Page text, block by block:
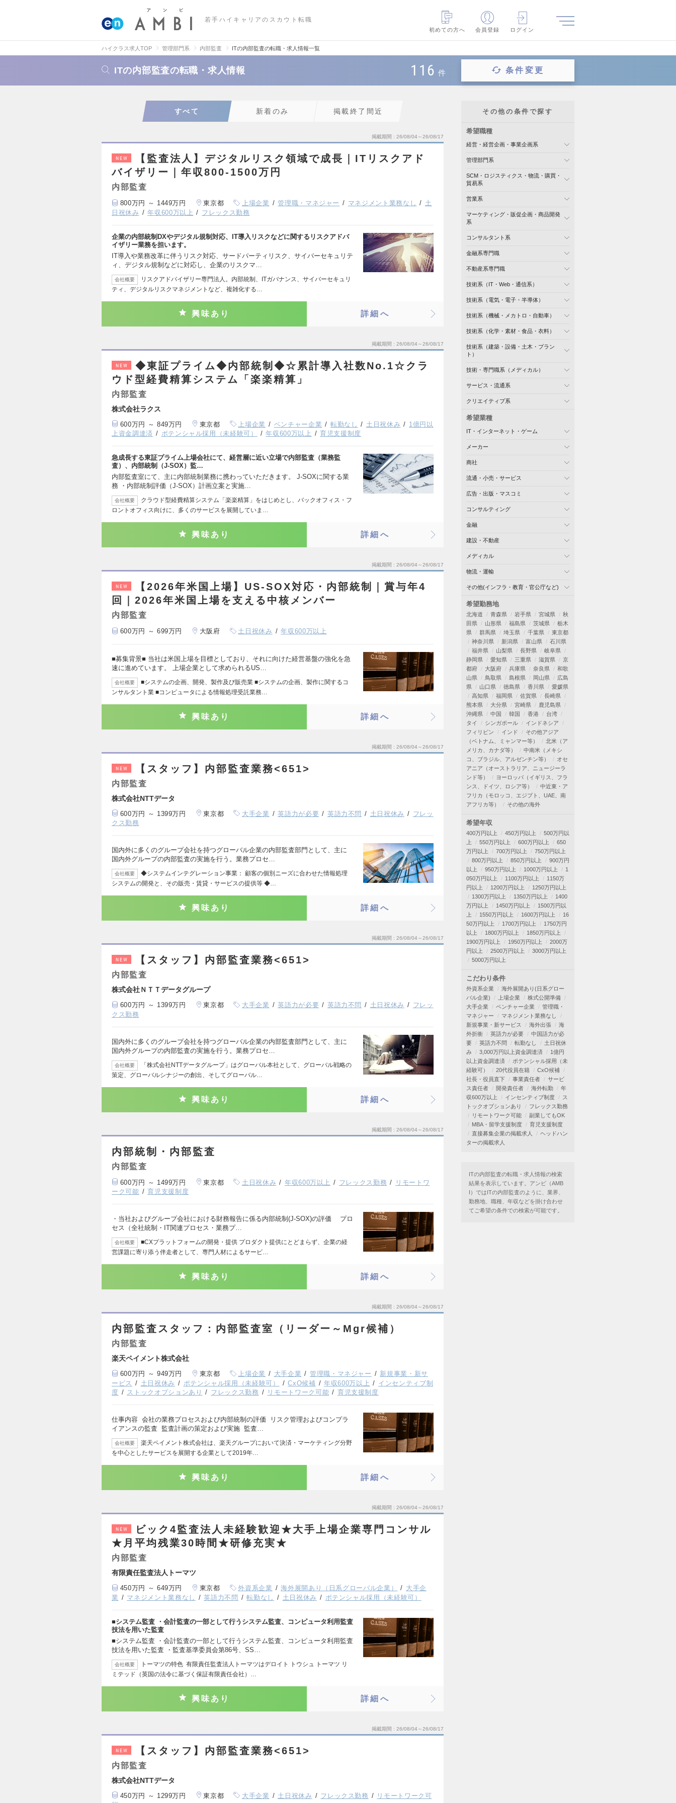
若手ハイキャリアのスカウト転職
初めての方へ
会員登録 ログイン
ハイクラス求人TOP 管理部門系 内部監査 ITの内部監査の転職・求人情報一覧
ITの内部監査の転職・求人情報 116 件 条件変更
すべて 新着のみ 掲載終了間近
掲載期間 26/08/04～26/08/17
NEW
【監査法人】デジタルリスク領域で成長｜ITリスクアド
バイザリー｜年収800-1500万円
内部監査
800万円 ～ 1449万円 東京都 上場企業 管理職・マネジャー マネジメント業務なし
土
日祝休み
年収600万以上 フレックス勤務
企業の内部統制DXやデジタル規制対応、IT導入リスクなどに関するリスクアドバ
イザリー業務を担います。
IT導入や業務改革に伴うリスク対応、サードパーティリスク、サイバーセキュリテ
ィ、デジタル規制などに対応し、企業のリスクマ…
会社概要
リスクアドバイザリー専門法人。内部統制、ITガバナンス、サイバーセキュリ
ティ、デジタルリスクマネジメントなど、複雑化する…
興味あり 詳細へ
掲載期間 26/08/04～26/08/17
NEW
◆東証プライム◆内部統制◆☆累計導入社数No.1☆クラ
ウド型経費精算システム「楽楽精算」
内部監査
株式会社ラクス
600万円 ～ 849万円 東京都 上場企業 ベンチャー企業 転勤なし 土日祝休み
1億円以
上資金調達済
ポテンシャル採用（未経験可） 年収600万以上 育児支援制度
急成長する東証プライム上場会社にて、経営層に近い立場で内部監査（業務監
査）、内部統制（J-SOX）監…
内部監査室にて、主に内部統制業務に携わっていただきます。 J-SOXに関する業
務 ・内部統制評価（J-SOX）計画立案と実施…
会社概要
クラウド型経費精算システム「楽楽精算」をはじめとし、バックオフィス・フ
ロントオフィス向けに、多くのサービスを展開していま…
興味あり 詳細へ
掲載期間 26/08/04～26/08/17
NEW
【2026年米国上場】US-SOX対応・内部統制｜賞与年4
回｜2026年米国上場を支える中核メンバー
内部監査
600万円 ～ 699万円 大阪府 土日祝休み 年収600万以上
■募集背景■ 当社は米国上場を目標としており、それに向けた経営基盤の強化を急
速に進めています。 上場企業として求められるUS…
会社概要
■システムの企画、開発、製作及び販売業 ■システムの企画、製作に関するコ
ンサルタント業 ■コンピュータによる情報処理受託業務…
興味あり 詳細へ
掲載期間 26/08/04～26/08/17
NEW 【スタッフ】内部監査業務<651>
内部監査
株式会社NTTデータ
600万円 ～ 1399万円 東京都 大手企業 英語力が必要 英語力不問 土日祝休み
フレッ
クス勤務
国内外に多くのグループ会社を持つグローバル企業の内部監査部門として、主に
国内外グループの内部監査の実施を行う。業務プロセ…
会社概要
◆システムインテグレーション事業： 顧客の個別ニーズに合わせた情報処理
システムの開発と、その販売・賃貸・サービスの提供等 ◆…
興味あり 詳細へ
掲載期間 26/08/04～26/08/17
NEW 【スタッフ】内部監査業務<651>
内部監査
株式会社ＮＴＴデータグループ
600万円 ～ 1399万円 東京都 大手企業 英語力が必要 英語力不問 土日祝休み
フレッ
クス勤務
国内外に多くのグループ会社を持つグローバル企業の内部監査部門として、主に
国内外グループの内部監査の実施を行う。業務プロセ…
会社概要
「株式会社NTTデータグループ」はグローバル本社として、グローバル戦略の
策定、グローバルシナジーの創出、そしてグローバル…
興味あり 詳細へ
掲載期間 26/08/04～26/08/17
内部統制・内部監査
内部監査
600万円 ～ 1499万円 東京都 土日祝休み 年収600万以上 フレックス勤務
リモートワ
ーク可能
育児支援制度
・当社およびグループ会社における財務報告に係る内部統制(J-SOX)の評価 プロ
セス（全社統制・IT関連プロセス・業務プ…
会社概要
■CXプラットフォームの開発・提供 プロダクト提供にとどまらず、企業の経
営課題に寄り添う伴走者として、専門人材によるサービ…
興味あり 詳細へ
掲載期間 26/08/04～26/08/17
内部監査スタッフ：内部監査室（リーダー～Mgr候補）
内部監査
楽天ペイメント株式会社
600万円 ～ 949万円 東京都 上場企業 大手企業 管理職・マネジャー
新規事業・新サ
ービス
土日祝休み ポテンシャル採用（未経験可） CxO候補 年収600万以上
インセンティブ制
度
ストックオプションあり フレックス勤務 リモートワーク可能 育児支援制度
仕事内容 会社の業務プロセスおよび内部統制の評価 リスク管理およびコンプラ
イアンスの監査 監査計画の策定および実施 監査…
会社概要
楽天ペイメント株式会社は、楽天グループにおいて決済・マーケティング分野
を中心としたサービスを展開する企業として2019年…
興味あり 詳細へ
掲載期間 26/08/04～26/08/17
NEW
ビック4監査法人未経験歓迎★大手上場企業専門コンサル
★月平均残業30時間★研修充実★
内部監査
有限責任監査法人トーマツ
450万円 ～ 649万円 東京都 外資系企業 海外展開あり（日系グローバル企業）
大手企
業
マネジメント業務なし 英語力不問 転勤なし 土日祝休み ポテンシャル採用（未経験可）
■システム監査 ・会計監査の一部として行うシステム監査、コンピュータ利用監査
技法を用いた監査
■システム監査 ・会計監査の一部として行うシステム監査、コンピュータ利用監査
技法を用いた監査 ・監査基準委員会第86号、SS…
会社概要
トーマツの特色 有限責任監査法人トーマツはデロイト トウシュ トーマツ リ
ミテッド（英国の法令に基づく保証有限責任会社）…
興味あり 詳細へ
掲載期間 26/08/04～26/08/17
NEW 【スタッフ】内部監査業務<651>
内部監査
株式会社NTTデータ
450万円 ～ 1299万円 東京都 大手企業 土日祝休み フレックス勤務
リモートワーク可
その他の条件で探す
希望職種
経営・経営企画・事業企画系
管理部門系
SCM・ロジスティクス・物流・購買・
貿易系
営業系
マーケティング・販促企画・商品開発
系
コンサルタント系
金融系専門職
不動産系専門職
技術系（IT・Web・通信系）
技術系（電気・電子・半導体）
技術系（機械・メカトロ・自動車）
技術系（化学・素材・食品・衣料）
技術系（建築・設備・土木・プラン
ト）
技術・専門職系（メディカル）
サービス・流通系
クリエイティブ系
希望業種
IT・インターネット・ゲーム
メーカー
商社
流通・小売・サービス
広告・出版・マスコミ
コンサルティング
金融
建設・不動産
メディカル
物流・運輸
その他(インフラ・教育・官公庁など)
希望勤務地
北海道 青森県 岩手県 宮城県
秋
田県
山形県 福島県 茨城県
栃木
県
群馬県 埼玉県 千葉県
東京都
神奈川県
新潟県 富山県
石川県
福井県
山梨県 長野県
岐阜県
静岡県
愛知県 三重県 滋賀県
京
都府
大阪府 兵庫県 奈良県
和歌
山県
鳥取県 島根県 岡山県
広島
県
山口県 徳島県 香川県
愛媛県
高知県
福岡県 佐賀県
長崎県
熊本県
大分県 宮崎県
鹿児島県
沖縄県
中国 韓国 香港
台湾
タイ
シンガポール
インドネシア
フィリピン
インド
その他アジア
（ベトナム、ミャンマー等）
北米（ア
メリカ、カナダ等）
中南米（メキシ
コ、ブラジル、アルゼンチン等）
オセ
アニア（オーストラリア、ニュージーラ
ンド等）
ヨーロッパ（イギリス、フラ
ンス、ドイツ、ロシア等）
中近東・ア
フリカ（モロッコ、エジプト、UAE、南
アフリカ等）
その他の海外
希望年収
400万円以上 450万円以上
500万円以
上
550万円以上 600万円以上
650
万円以上
700万円以上
750万円以上
800万円以上
850万円以上
900万円
以上
950万円以上 1000万円以上
1
050万円以上
1100万円以上
1150万
円以上
1200万円以上
1250万円以上
1300万円以上
1350万円以上
1400
万円以上
1450万円以上
1500万円以
上
1550万円以上 1600万円以上
16
50万円以上
1700万円以上
1750万円
以上
1800万円以上
1850万円以上
1900万円以上
1950万円以上
2000万
円以上
2500万円以上
3000万円以上
5000万円以上
こだわり条件
外資系企業
海外展開あり(日系グロー
バル企業)
上場企業
株式公開準備
大手企業
ベンチャー企業
管理職・
マネジャー
マネジメント業務なし
新規事業・新サービス
海外出張
海
外折衝
英語力が必要
中国語力が必
要
英語力不問 転勤なし
土日祝休
み
3,000万円以上資金調達済
1億円
以上資金調達済
ポテンシャル採用（未
経験可）
20代役員在籍
CxO候補
社長・役員直下
事業責任者
サービ
ス責任者
開発責任者 海外転勤
年
収600万以上
インセンティブ制度
ス
トックオプションあり
フレックス勤務
リモートワーク可能
副業してもOK
MBA・留学支援制度
育児支援制度
直接募集企業の掲載求人
ヘッドハン
ターの掲載求人
ITの内部監査の転職・求人情報の検索
結果を表示しています。アンビ（AMB
I）ではITの内部監査のように、業界、
勤務地、職種、年収などを掛け合わせ
てご希望の条件での検索が可能です。